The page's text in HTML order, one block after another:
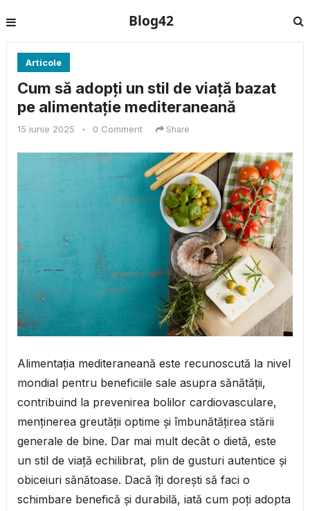
Blog42
Articole
Cum să adopți un stil de viață bazat
pe alimentație mediteraneană
15 iunie 2025 • 0 Comment Share
Alimentația mediteraneană este recunoscută la nivel
mondial pentru beneficiile sale asupra sănătății,
contribuind la prevenirea bolilor cardiovasculare,
menținerea greutății optime și îmbunătățirea stării
generale de bine. Dar mai mult decât o dietă, este
un stil de viață echilibrat, plin de gusturi autentice și
obiceiuri sănătoase. Dacă îți dorești să faci o
schimbare benefică și durabilă, iată cum poți adopta